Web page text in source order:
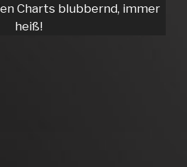
Charts blubbernd, immer
heiß!